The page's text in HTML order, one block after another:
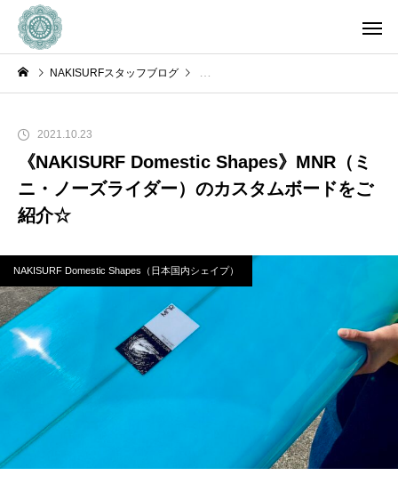
NAKISURFスタッフブログ NAKISURF Domestic Shapes（日本国内
2021.10.23
《NAKISURF Domestic Shapes》MNR（ミ
ニ・ノーズライダー）のカスタムボードをご
紹介☆
NAKISURF Domestic Shapes（日本国内シェイプ）